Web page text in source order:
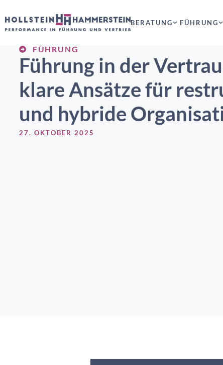
BERATUNG FÜHRUNG
FÜHRUNG
Führung in der
klare Ansätze für
und hybride
27. OKTOBER 2025